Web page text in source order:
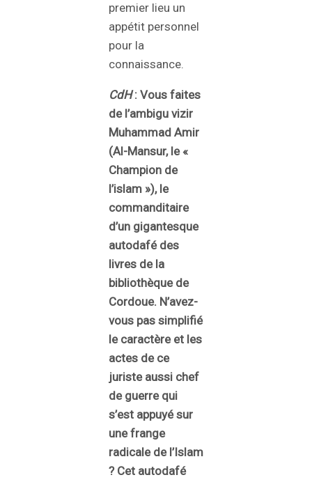
premier lieu un
appétit personnel
pour la
connaissance.
CdH: Vous faites
de l’ambigu vizir
Muhammad Amir
(Al-Mansur, le «
Champion de
l’islam »), le
commanditaire
d’un gigantesque
autodafé des
livres de la
bibliothèque de
Cordoue. N’avez-
vous pas simplifié
le caractère et les
actes de ce
juriste aussi chef
de guerre qui
s’est appuyé sur
une frange
radicale de l’Islam
? Cet autodafé